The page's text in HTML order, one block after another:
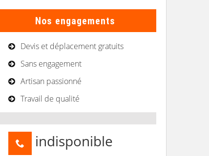
Nos engagements
Devis et déplacement gratuits
Sans engagement
Artisan passionné
Travail de qualité
indisponible